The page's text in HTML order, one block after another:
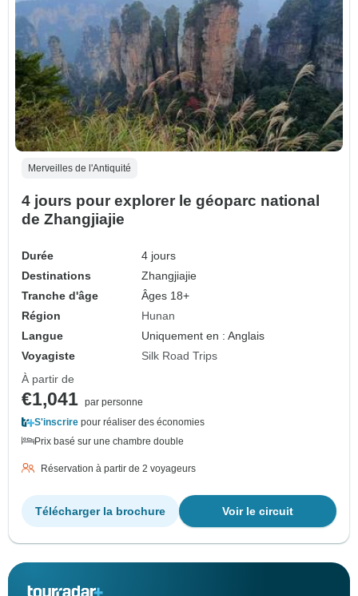
Merveilles de l'Antiquité
4 jours pour explorer le géoparc national
de Zhangjiajie
Durée
4 jours
Destinations
Zhangjiajie
Tranche d'âge
Âges 18+
Région
Hunan
Langue
Uniquement en : Anglais
Voyagiste
Silk Road Trips
À partir de
€1,041 par personne
S'inscrire pour réaliser des économies
Prix basé sur une chambre double
Réservation à partir de 2 voyageurs
Voir le circuit
Télécharger la brochure